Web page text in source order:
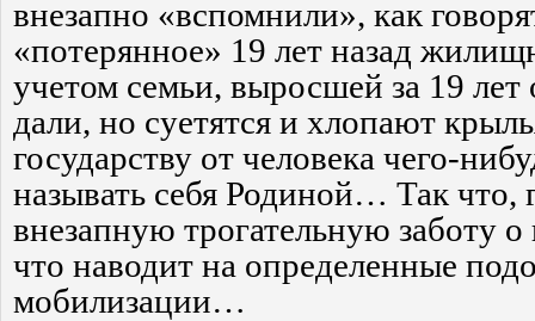
внезапно «вспомнили», как
«потерянное» 19 лет назад
учетом семьи, выросшей за 19
дали, но суетятся и хлопают
государству от человека чего-
называть себя Родиной… Так что,
внезапную трогательную заботу
что наводит на определенные
мобилизации…